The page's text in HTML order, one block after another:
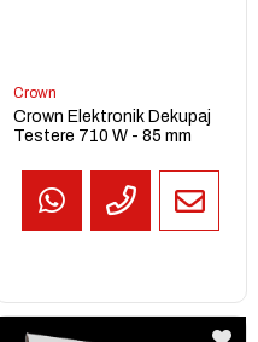
Crown
Crown Elektronik Dekupaj
Testere 710 W - 85 mm